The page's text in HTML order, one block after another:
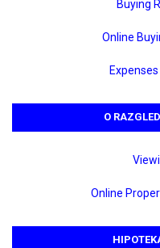
Buying
Online
O
Online